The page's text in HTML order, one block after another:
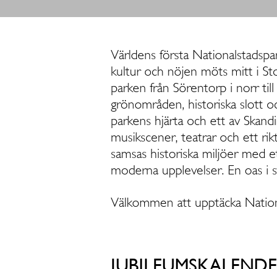
Världens första
kultur och nöjen möts mitt i
parken från Sörentorp i norr
grönområden, historiska slott
parkens hjärta och ett av
musikscener, teatrar och ett
samsas historiska miljöer med
moderna upplevelser. En oas i
Välkommen att upptäcka